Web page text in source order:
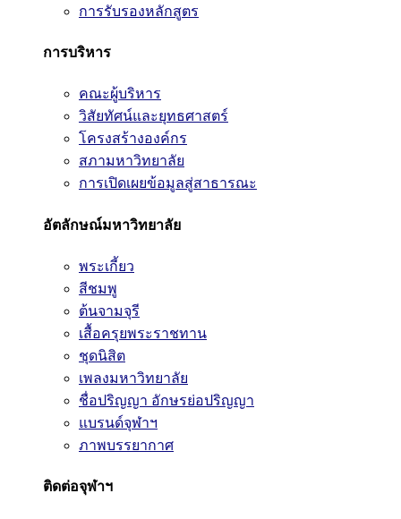
การรับรองหลักสูตร
การบริหาร
คณะผู้บริหาร
วิสัยทัศน์และยุทธศาสตร์
โครงสร้างองค์กร
สภามหาวิทยาลัย
การเปิดเผยข้อมูลสู่สาธารณะ
อัตลักษณ์มหาวิทยาลัย
พระเกี้ยว
สีชมพู
ต้นจามจุรี
เสื้อครุยพระราชทาน
ชุดนิสิต
เพลงมหาวิทยาลัย
ชื่อปริญญา อักษรย่อปริญญา
แบรนด์จุฬาฯ
ภาพบรรยากาศ
ติดต่อจุฬาฯ